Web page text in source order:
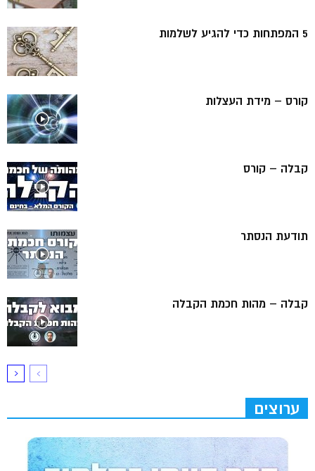
5 המפתחות כדי להגיע לשלמות
קורס – מידת העצלות
קבלה – קורס
תודעת הנסתר
קבלה – מהות חכמת הקבלה
ערוצים